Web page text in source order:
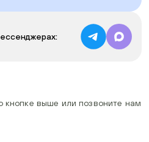
кнопке выше или позвоните нам